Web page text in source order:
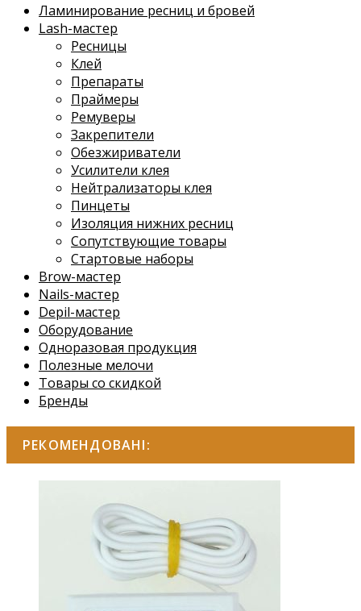
Ламинирование ресниц и бровей
Lash-мастер
Ресницы
Клей
Препараты
Праймеры
Ремуверы
Закрепители
Обезжириватели
Усилители клея
Нейтрализаторы клея
Пинцеты
Изоляция нижних ресниц
Сопутствующие товары
Стартовые наборы
Brow-мастер
Nails-мастер
Depil-мастер
Оборудование
Одноразовая продукция
Полезные мелочи
Товары со скидкой
Бренды
РЕКОМЕНДОВАНІ: